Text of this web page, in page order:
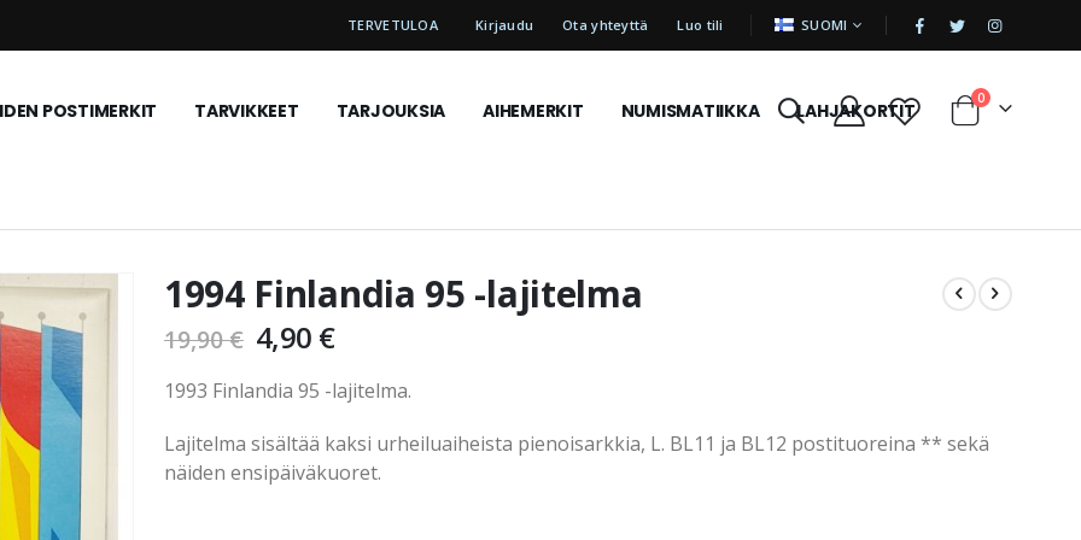
TERVETULOA Kirjaudu Ota yhteyttä Luo tili KIELI SUOMI |
POSTIMERKIT TARVIKKEET TARJOUKSIA AIHEMERKIT NUMISMATIIKKA LAHJAKORTIT Cart
0tuotetta
1994 Finlandia 95 -lajitelma
19,90 € 4,90 €
1993 Finlandia 95 -lajitelma.
Lajitelma sisältää kaksi urheiluaiheista pienoisarkkia, L. BL11 ja BL12 postituoreina ** sekä
näiden ensipäiväkuoret.